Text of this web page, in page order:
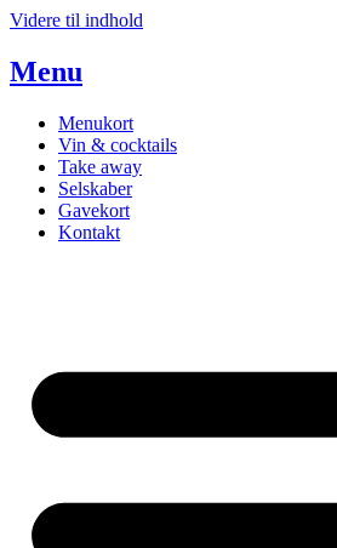
Videre til indhold
Menu
Menukort
Vin & cocktails
Take away
Selskaber
Gavekort
Kontakt